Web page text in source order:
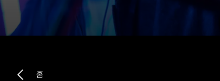
모든 상품
아울렛
탐색하기
홈